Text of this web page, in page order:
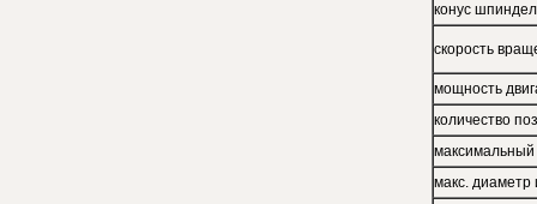
конус
скорость
мощность
количество
максимальный
макс. диаметр